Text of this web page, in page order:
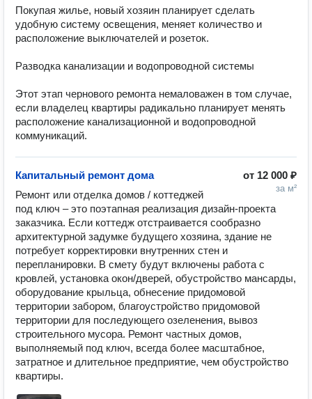
Покупая жилье, новый хозяин планирует сделать
удобную систему освещения, меняет количество и
расположение выключателей и розеток.
Разводка канализации и водопроводной системы
Этот этап чернового ремонта немаловажен в том случае,
если владелец квартиры радикально планирует менять
расположение канализационной и водопроводной
коммуникаций.
от 12 000 ₽
за м²
Капитальный ремонт дома
Ремонт или отделка домов / коттеджей
под ключ – это поэтапная реализация дизайн-проекта
заказчика. Если коттедж отстраивается сообразно
архитектурной задумке будущего хозяина, здание не
потребует корректировки внутренних стен и
перепланировки. В смету будут включены работа с
кровлей, установка окон/дверей, обустройство мансарды,
оборудование крыльца, обнесение придомовой
территории забором, благоустройство придомовой
территории для последующего озеленения, вывоз
строительного мусора. Ремонт частных домов,
выполняемый под ключ, всегда более масштабное,
затратное и длительное предприятие, чем обустройство
квартиры.